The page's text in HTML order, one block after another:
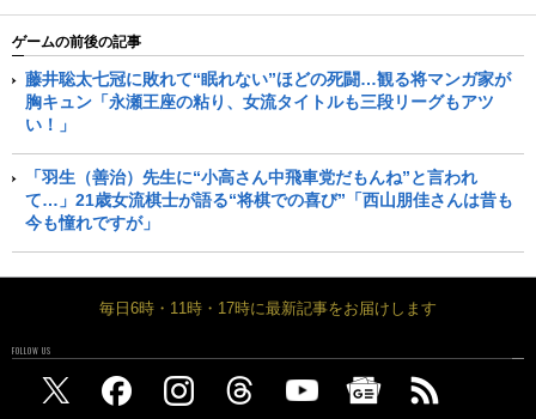
ゲームの前後の記事
藤井聡太七冠に敗れて“眠れない”ほどの死闘…観る将マンガ家が
胸キュン「永瀬王座の粘り、女流タイトルも三段リーグもアツ
い！」
「羽生（善治）先生に“小高さん中飛車党だもんね”と言われ
て…」21歳女流棋士が語る“将棋での喜び”「西山朋佳さんは昔も
今も憧れですが」
毎日6時・11時・17時に最新記事をお届けします
FOLLOW US